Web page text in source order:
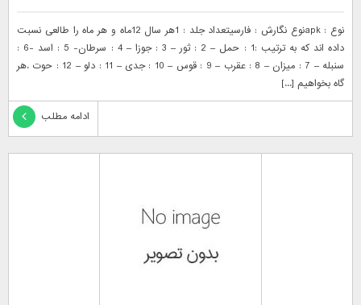
نوع : apkنوع نگارش : فارسیتعداد جلد : 1هر سال 12ماه و هر ماه را طالعی نسبت
داده اند که به ترتیب :1 : حمل – 2 : ثور – 3 : جوزا – 4 : سرطان- 5 : اسد -6 :
سنبله – 7 : میزان – 8 : عقرب – 9 : قوس – 10 : جدی – 11 : دلو – 12 : حوت .هر
گاه بخواهیم [...]
ادامه مطلب